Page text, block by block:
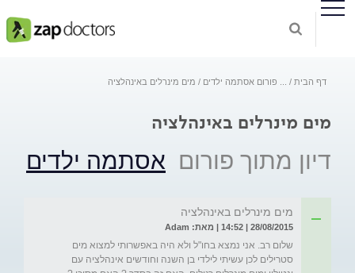
דף הבית פורום אסתמה ילדים מים מינרלים באינהלציה
מים מינרלים באינהלציה
דיון מתוך פורום אסתמה ילדים
מים מינרלים באינהלציה
28/08/2015 | 14:52 | מאת: Adam
שלום רב. אני נמצא בחו"ל ולא היה באפשרותי למצוא מים
סטרילים לכן עשיתי לילדי בן השנה וחודשים אינהלציה עם